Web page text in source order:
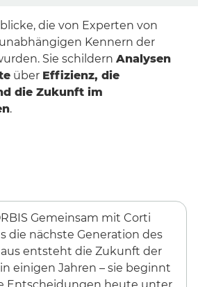
die von Experten von
Kennern der
Sie schildern Analysen
über Effizienz, die
die Zukunft im
.